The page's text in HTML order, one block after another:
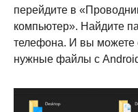
перейдите в
компьютер». Найдите
телефона. И вы можете
нужные файлы с